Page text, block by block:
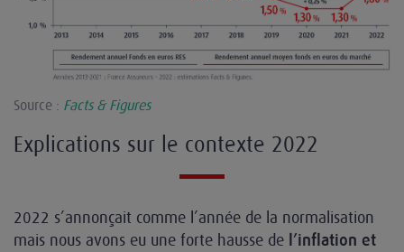
Source : Facts & Figures
Explications sur le contexte 2022
2022 s’annonçait comme l’année de la normalisation
mais nous avons eu une forte hausse de l’inflation et